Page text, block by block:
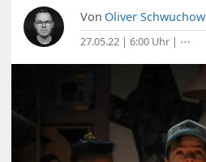
Von Oliver Schwuchow
27.05.22 | 6:00 Uhr | ⋯